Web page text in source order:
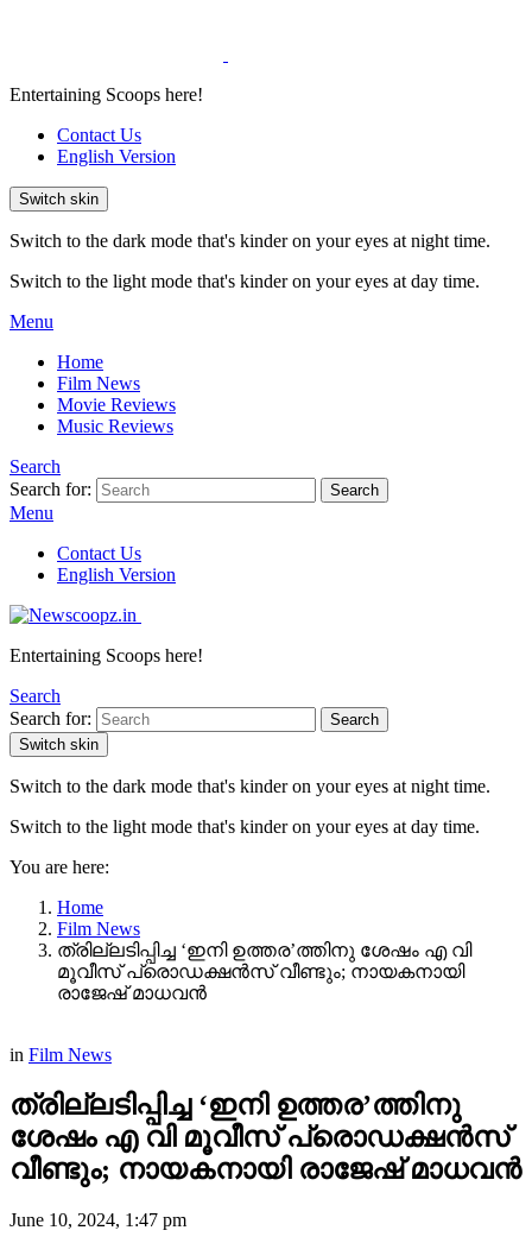
Entertaining Scoops here!
Contact Us
English Version
Switch skin
Switch to the dark mode that's kinder on your eyes at night time.
Switch to the light mode that's kinder on your eyes at day time.
Menu
Home
Film News
Movie Reviews
Music Reviews
Search
Search for:
Search
Menu
Contact Us
English Version
Entertaining Scoops here!
Search
Search for:
Search
Switch skin
Switch to the dark mode that's kinder on your eyes at night time.
Switch to the light mode that's kinder on your eyes at day time.
You are here:
Home
Film News
ത്രില്ലടിപ്പിച്ച ‘ഇനി ഉത്തര’ത്തിനു ശേഷം എ വി
മൂവീസ് പ്രൊഡക്ഷന്‍സ് വീണ്ടും; നായകനായി
രാജേഷ് മാധവൻ
in Film News
ത്രില്ലടിപ്പിച്ച ‘ഇനി ഉത്തര’ത്തിനു
ശേഷം എ വി മൂവീസ് പ്രൊഡക്ഷന്‍സ്
വീണ്ടും; നായകനായി രാജേഷ് മാധവൻ
June 10, 2024, 1:47 pm